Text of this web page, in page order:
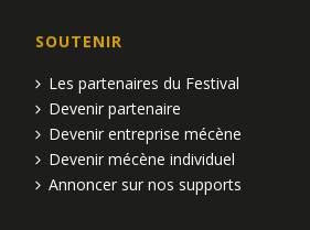
SOUTENIR
Les partenaires du Festival
Devenir partenaire
Devenir entreprise mécène
Devenir mécène individuel
Annoncer sur nos supports